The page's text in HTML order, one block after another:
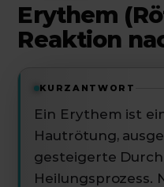
Erythem
Reaktion
KURZANTWORT
Ein Erythem ist
Hautrötung,
gesteigerte
Heilungsprozess.